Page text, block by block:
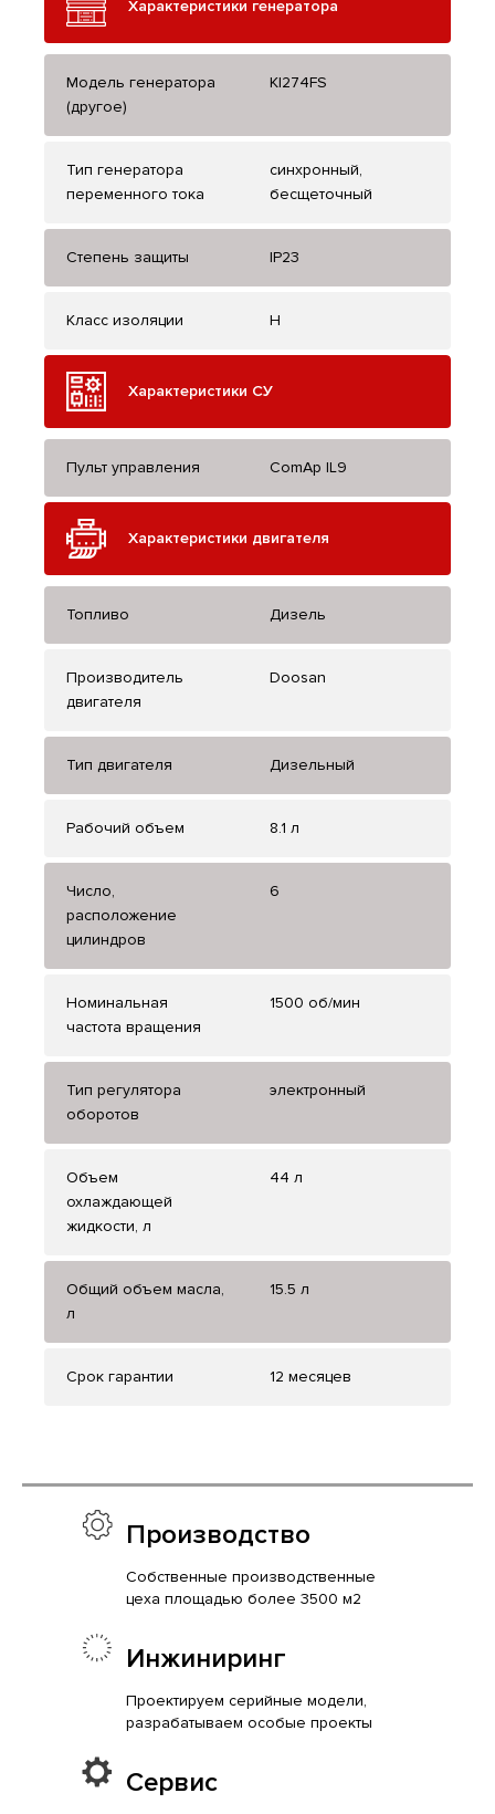
Характеристики генератора
Модель генератора
(другое)
KI274FS
Тип генератора
переменного тока
синхронный,
бесщеточный
Степень защиты IP23
Класс изоляции H
Характеристики СУ
Пульт управления ComAp IL9
Характеристики двигателя
Топливо Дизель
Производитель
двигателя
Doosan
Тип двигателя Дизельный
Рабочий объем 8.1 л
Число,
расположение
цилиндров
6
Номинальная
частота вращения
1500 об/мин
Тип регулятора
оборотов
электронный
Объем
охлаждающей
жидкости, л
44 л
Общий объем масла,
л
15.5 л
Срок гарантии 12 месяцев
Производство
Собственные производственные
цеха площадью более 3500 м2
Инжиниринг
Проектируем серийные модели,
разрабатываем особые проекты
Сервис